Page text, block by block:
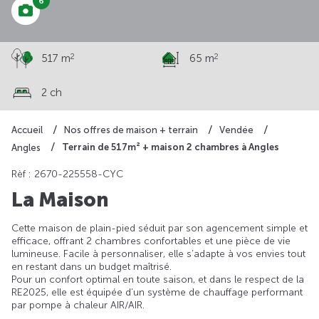
Accueil Nos offres de maison + terrain
Vendée
Angles
Terrain de 517m² + maison 2 chambres à Angles
517 m2 65 m2
2 ch
Rèf : 2670-225558-CYC
La Maison
Cette maison de plain-pied séduit par son agencement simple et
efficace, offrant 2 chambres confortables et une pièce de vie
lumineuse. Facile à personnaliser, elle s’adapte à vos envies tout
en restant dans un budget maîtrisé.
Pour un confort optimal en toute saison, et dans le respect de la
RE2025, elle est équipée d’un système de chauffage performant
par pompe à chaleur AIR/AIR.